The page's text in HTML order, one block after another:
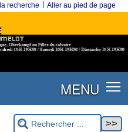
recherche Aller au pied de page
MENU